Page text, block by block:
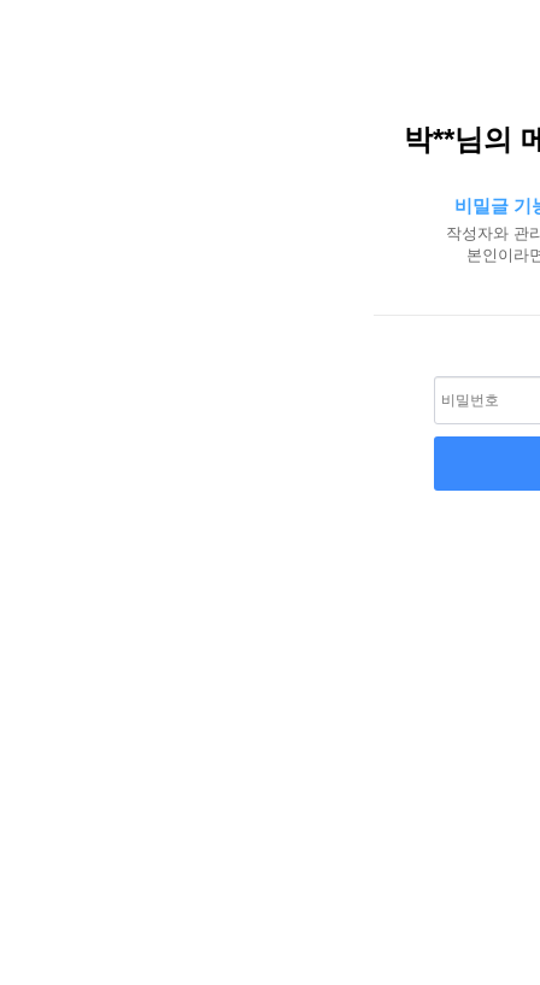
박**님의
비밀글 기
작성자와 관
본인이라